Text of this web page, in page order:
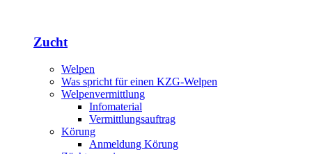
Zucht
Welpen
Was spricht für einen KZG-Welpen
Welpenvermittlung
Infomaterial
Vermittlungsauftrag
Körung
Anmeldung Körung